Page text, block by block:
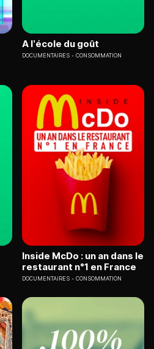
A l’école du goût
DOCUMENTAIRES CONSOMMATION
Inside McDo : un an dans le
restaurant n°1 en France
DOCUMENTAIRES CONSOMMATION